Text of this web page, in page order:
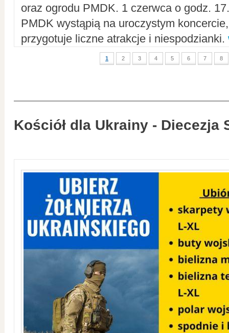
oraz ogrodu PMDK. 1 czerwca o godz.
PMDK wystąpią na uroczystym
przygotuje liczne atrakcje i niespodzianki.
1 2 3 4 5 6 7 8
Kościół dla Ukrainy - Diecezja